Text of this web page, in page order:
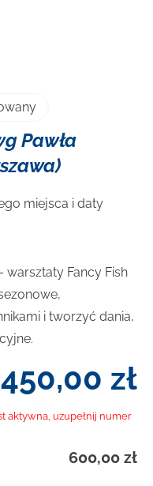
Pawła
miejsca i daty
Fancy Fish
i tworzyć dania,
450,00 zł
aktywna, uzupełnij numer
600,00 zł